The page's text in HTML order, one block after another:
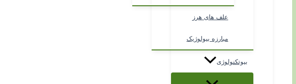
علف های هرز
مبارزه بیولوژیک
بیوتکنولوژی